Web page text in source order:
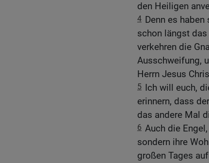
den Heiligen
4 Denn es
schon längst
verkehren die
Ausschweifung,
Herrn Jesus
5 Ich will euch,
erinnern, dass
das andere Mal
6 Auch die
sondern ihre
großen Tages